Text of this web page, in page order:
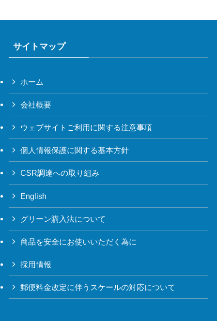
サイトマップ
ホーム
会社概要
ウェブサイトご利用に関する注意事項
個人情報保護に関する基本方針
CSR調達への取り組み
English
グリーン購入法について
商品を安全にお使いいただく為に
採用情報
郵便料金改定に伴うスケールの対応について